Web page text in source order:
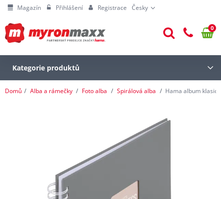
Magazín Přihlášení Registrace Česky
0
Kategorie produktů
Domů Alba a rámečky Foto alba Spirálová alba Hama album